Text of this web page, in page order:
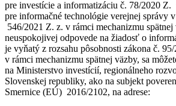
pre investície a informatizáciu č. 78/2020 Z.
pre informačné technológie verejnej správy
546/2021 Z. z. v rámci mechanizmu
neuspokojivej odpovede na žiadosť o
je vyňatý z rozsahu pôsobnosti zákona č.
v rámci mechanizmu spätnej väzby, sa
na Ministerstvo investícií, regionálneho
Slovenskej republiky, ako na subjekt
Smernice (EÚ) 2016/2102, na adrese: